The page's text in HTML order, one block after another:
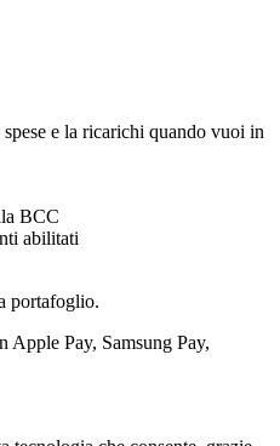
e la ricarichi quando vuoi in
BCC
abilitati
portafoglio.
Apple Pay, Samsung Pay,